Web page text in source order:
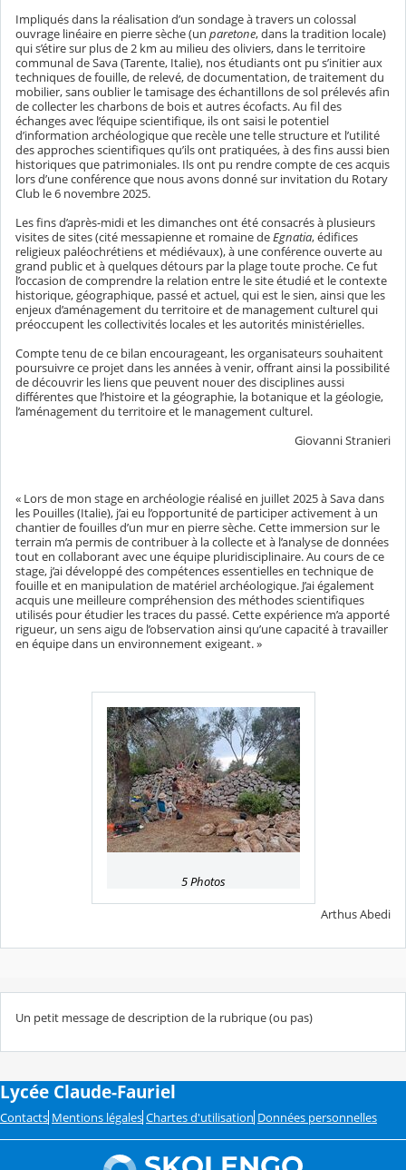
Impliqués dans la réalisation d’un sondage à travers un colossal
ouvrage linéaire en pierre sèche (un paretone, dans la tradition locale)
qui s’étire sur plus de 2 km au milieu des oliviers, dans le territoire
communal de Sava (Tarente, Italie), nos étudiants ont pu s’initier aux
techniques de fouille, de relevé, de documentation, de traitement du
mobilier, sans oublier le tamisage des échantillons de sol prélevés afin
de collecter les charbons de bois et autres écofacts. Au fil des
échanges avec l’équipe scientifique, ils ont saisi le potentiel
d’information archéologique que recèle une telle structure et l’utilité
des approches scientifiques qu’ils ont pratiquées, à des fins aussi bien
historiques que patrimoniales. Ils ont pu rendre compte de ces acquis
lors d’une conférence que nous avons donné sur invitation du Rotary
Club le 6 novembre 2025.
Les fins d’après-midi et les dimanches ont été consacrés à plusieurs
visites de sites (cité messapienne et romaine deEgnatia, édifices
religieux paléochrétiens et médiévaux), à une conférence ouverte au
grand public et à quelques détours par la plage toute proche. Ce fut
l’occasion de comprendre la relation entre le site étudié et le contexte
historique, géographique, passé et actuel, qui est le sien, ainsi que les
enjeux d’aménagement du territoire et de management culturel qui
préoccupent les collectivités locales et les autorités ministérielles.
Compte tenu de ce bilan encourageant, les organisateurs souhaitent
poursuivre ce projet dans les années à venir, offrant ainsi la possibilité
de découvrir les liens que peuvent nouer des disciplines aussi
différentes que l’histoire et la géographie, la botanique et la géologie,
l’aménagement du territoire et le management culturel.
Giovanni Stranieri
« Lors de mon stage en archéologie réalisé en juillet 2025 à Sava dans
les Pouilles (Italie), j’ai eu l’opportunité de participer activement à un
chantier de fouilles d’un mur en pierre sèche. Cette immersion sur le
terrain m’a permis de contribuer à la collecte et à l’analyse de données
tout en collaborant avec une équipe pluridisciplinaire. Au cours de ce
stage, j’ai développé des compétences essentielles en technique de
fouille et en manipulation de matériel archéologique. J’ai également
acquis une meilleure compréhension des méthodes scientifiques
utilisés pour étudier les traces du passé. Cette expérience m’a apporté
rigueur, un sens aigu de l’observation ainsi qu’une capacité à travailler
en équipe dans un environnement exigeant. »
5 Photos
Arthus Abedi
Un petit message de description de la rubrique (ou pas)
Lycée Claude-Fauriel
Contacts Mentions légales Chartes d'utilisation Données personnelles